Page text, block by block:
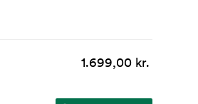
1.699,00 kr.